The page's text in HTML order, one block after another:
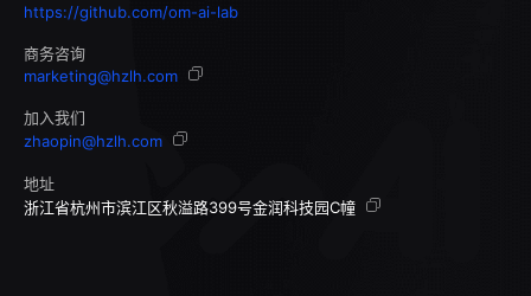
https://github.com/om-ai-lab
商务咨询
marketing@hzlh.com
加入我们
zhaopin@hzlh.com
地址
浙江省杭州市滨江区秋溢路399号金润科技园C幢